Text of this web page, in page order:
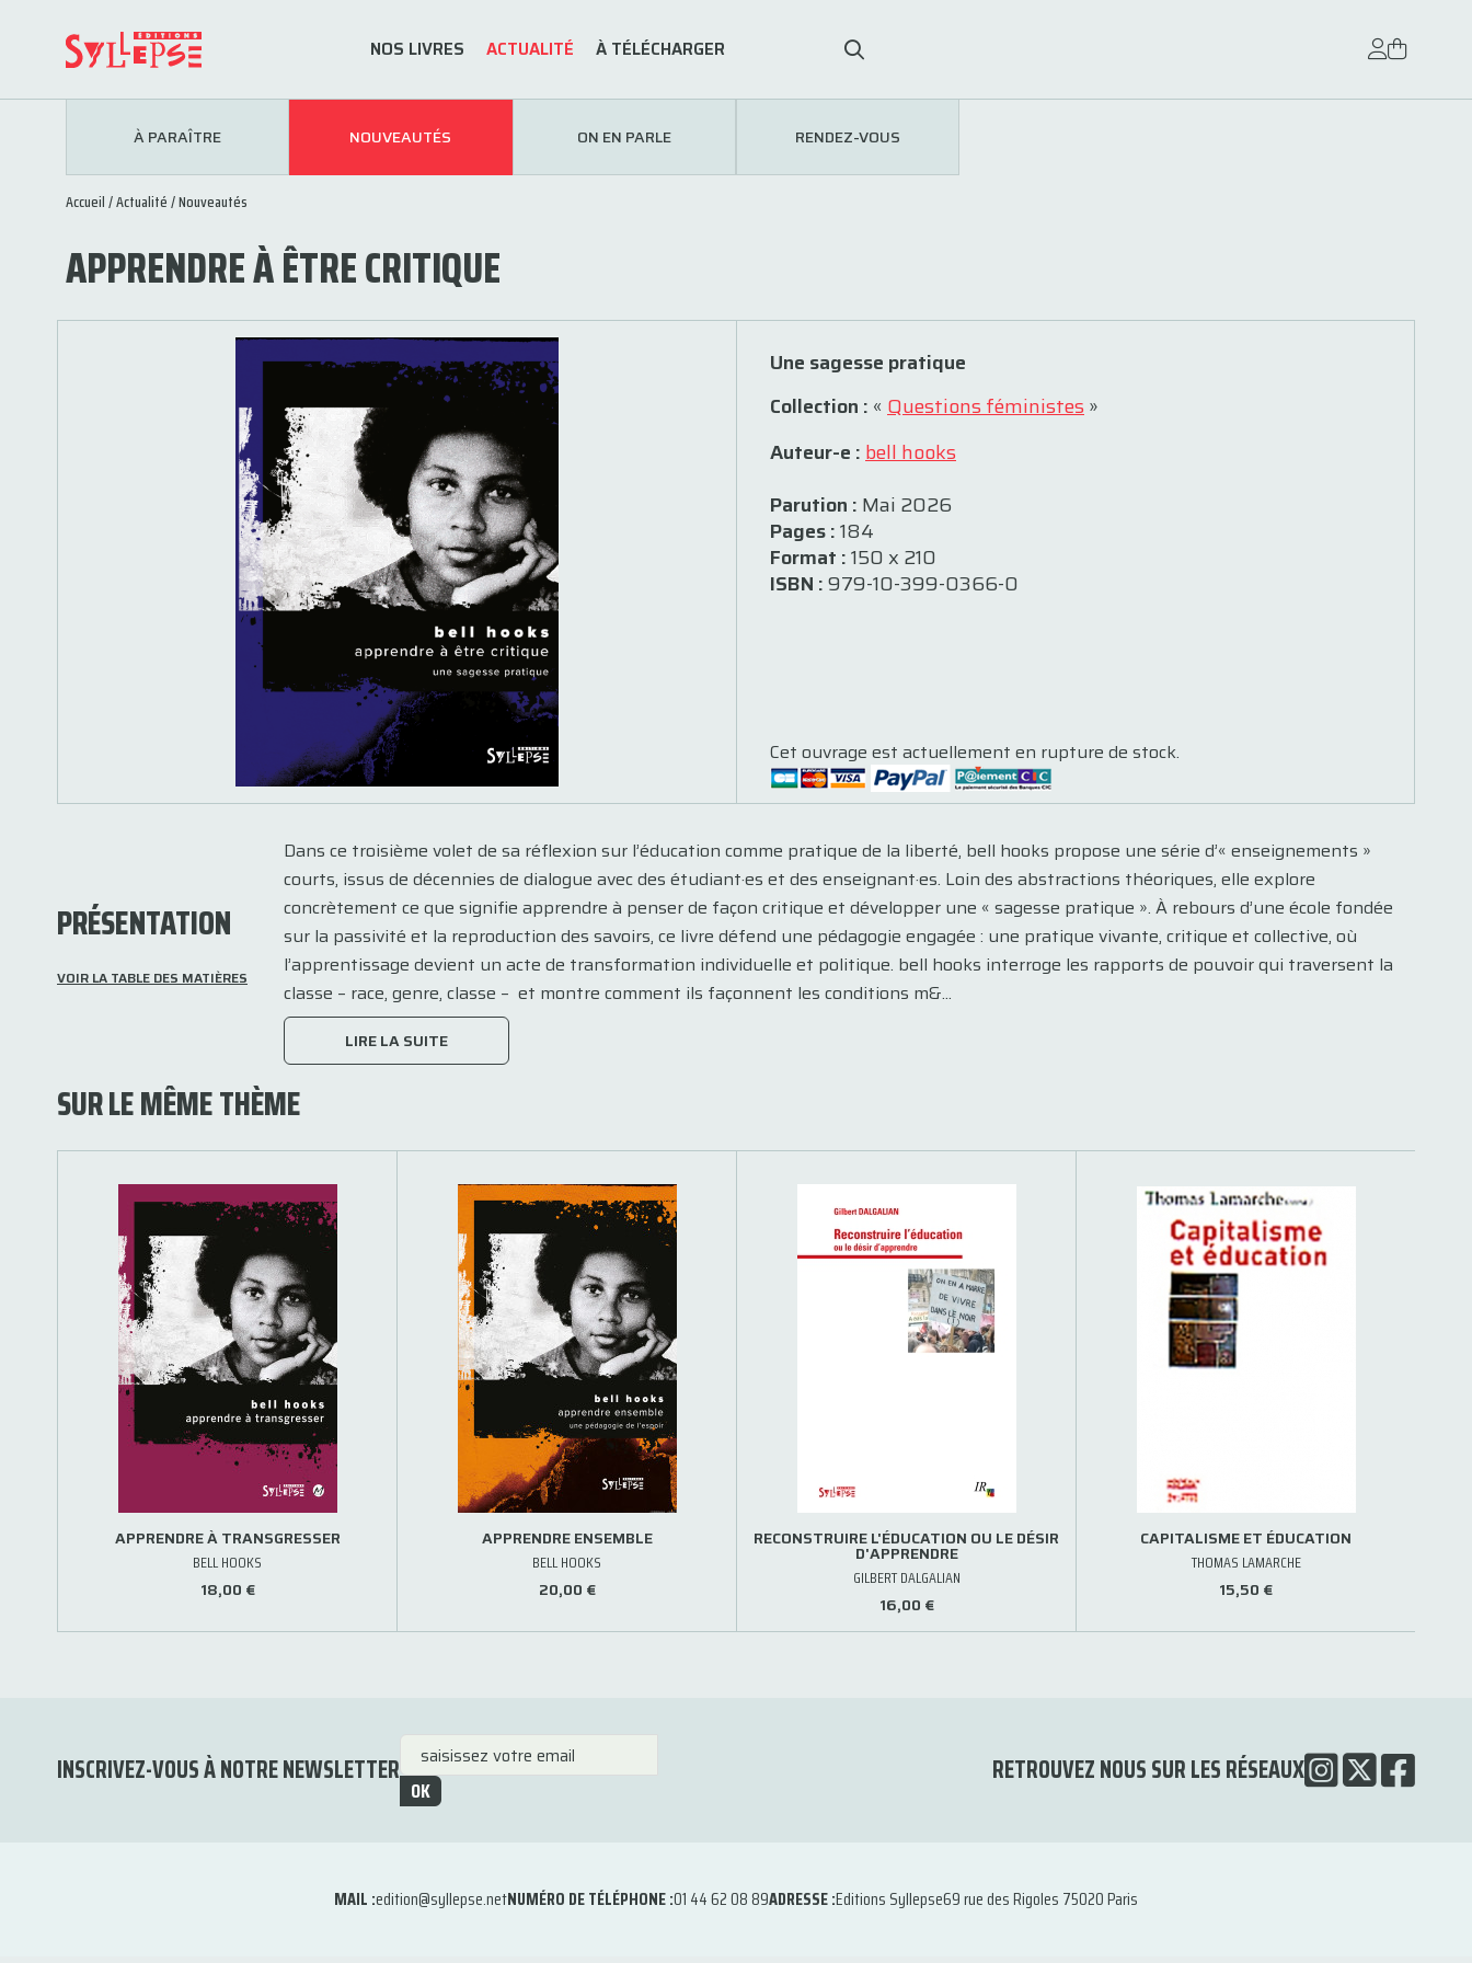
NOS LIVRES ACTUALITÉ À TÉLÉCHARGER
À PARAÎTRE NOUVEAUTÉS ON EN PARLE RENDEZ-VOUS
Accueil/Actualité/Nouveautés
APPRENDRE À ÊTRE CRITIQUE
Cet ouvrage est actuellement en rupture de stock.
Une sagesse pratique
Collection : « Questions féministes»
Auteur-e :bell hooks
Parution : Mai 2026
Pages :184
Format :150 x 210
ISBN :979-10-399-0366-0
PRÉSENTATION
VOIR LA TABLE DES MATIÈRES
Dans ce troisième volet de sa réflexion sur l’éducation comme pratique de la liberté, bell hooks propose une série d’« enseignements »
courts, issus de décennies de dialogue avec des étudiant·es et des enseignant·es. Loin des abstractions théoriques, elle explore
concrètement ce que signifie apprendre à penser de façon critique et développer une « sagesse pratique ». À rebours d’une école fondée
sur la passivité et la reproduction des savoirs, ce livre défend une pédagogie engagée : une pratique vivante, critique et collective, où
l’apprentissage devient un acte de transformation individuelle et politique. bell hooks interroge les rapports de pouvoir qui traversent la
classe – race, genre, classe – et montre comment ils façonnent les conditions m&...
LIRE LA SUITE
SUR LE MÊME THÈME
APPRENDRE À TRANSGRESSER
BELL HOOKS
18,00 €
APPRENDRE ENSEMBLE
BELL HOOKS
20,00 €
RECONSTRUIRE L'ÉDUCATION OU LE DÉSIR
D'APPRENDRE
GILBERT DALGALIAN
16,00 €
CAPITALISME ET ÉDUCATION
THOMAS LAMARCHE
15,50 €
INSCRIVEZ-VOUS À NOTRE NEWSLETTER
OK
RETROUVEZ NOUS SUR LES RÉSEAUX
MAIL :edition@syllepse.netNUMÉRO DE TÉLÉPHONE :01 44 62 08 89ADRESSE :Editions Syllepse69 rue des Rigoles 75020 Paris